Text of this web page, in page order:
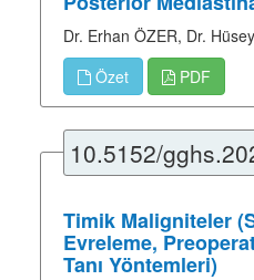
Dr. Erhan ÖZER, Dr.
Özet
PDF
10.5152/
Timik Maligniteler
Evreleme,
Tanı Yöntemleri)